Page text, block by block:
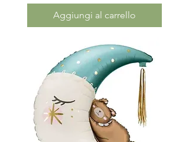
Aggiungi al carrello